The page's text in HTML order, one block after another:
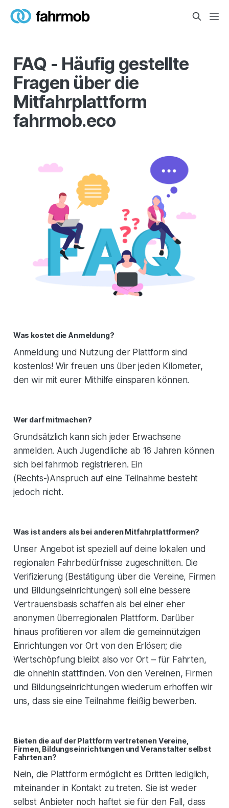
FAQ - Häufig gestellte
Fragen über die
Mitfahrplattform
fahrmob.eco
Was kostet die Anmeldung?
Anmeldung und Nutzung der Plattform sind
kostenlos! Wir freuen uns über jeden Kilometer,
den wir mit eurer Mithilfe einsparen können.
Wer darf mitmachen?
Grundsätzlich kann sich jeder Erwachsene
anmelden. Auch Jugendliche ab 16 Jahren können
sich bei fahrmob registrieren. Ein
(Rechts-)Anspruch auf eine Teilnahme besteht
jedoch nicht.
Was ist anders als bei anderen Mitfahrplattformen?
Unser Angebot ist speziell auf deine lokalen und
regionalen Fahrbedürfnisse zugeschnitten. Die
Verifizierung (Bestätigung über die Vereine, Firmen
und Bildungseinrichtungen) soll eine bessere
Vertrauensbasis schaffen als bei einer eher
anonymen überregionalen Plattform. Darüber
hinaus profitieren vor allem die gemeinnützigen
Einrichtungen vor Ort von den Erlösen; die
Wertschöpfung bleibt also vor Ort – für Fahrten,
die ohnehin stattfinden. Von den Vereinen, Firmen
und Bildungseinrichtungen wiederum erhoffen wir
uns, dass sie eine Teilnahme fleißig bewerben.
Bieten die auf der Plattform vertretenen Vereine,
Firmen, Bildungseinrichtungen und Veranstalter selbst
Fahrten an?
Nein, die Plattform ermöglicht es Dritten lediglich,
miteinander in Kontakt zu treten. Sie ist weder
selbst Anbieter noch haftet sie für den Fall, dass